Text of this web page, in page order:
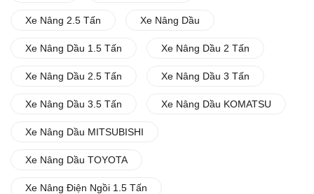
Xe Nâng 2.5 Tấn Xe Nâng Dầu
Xe Nâng Dầu 1.5 Tấn Xe Nâng Dầu 2 Tấn
Xe Nâng Dầu 2.5 Tấn Xe Nâng Dầu 3 Tấn
Xe Nâng Dầu 3.5 Tấn Xe Nâng Dầu KOMATSU
Xe Nâng Dầu MITSUBISHI
Xe Nâng Dầu TOYOTA
Xe Nâng Điện Ngồi 1.5 Tấn